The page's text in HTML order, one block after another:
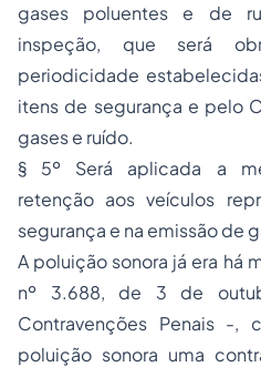
gases poluentes e de
inspeção, que será
periodicidade
itens de segurança e pelo
gases e ruído.
§ 5º Será aplicada a
retenção aos veículos
segurança e na emissão de
A poluição sonora já era há
nº 3.688, de 3 de
Contravenções Penais -,
poluição sonora uma